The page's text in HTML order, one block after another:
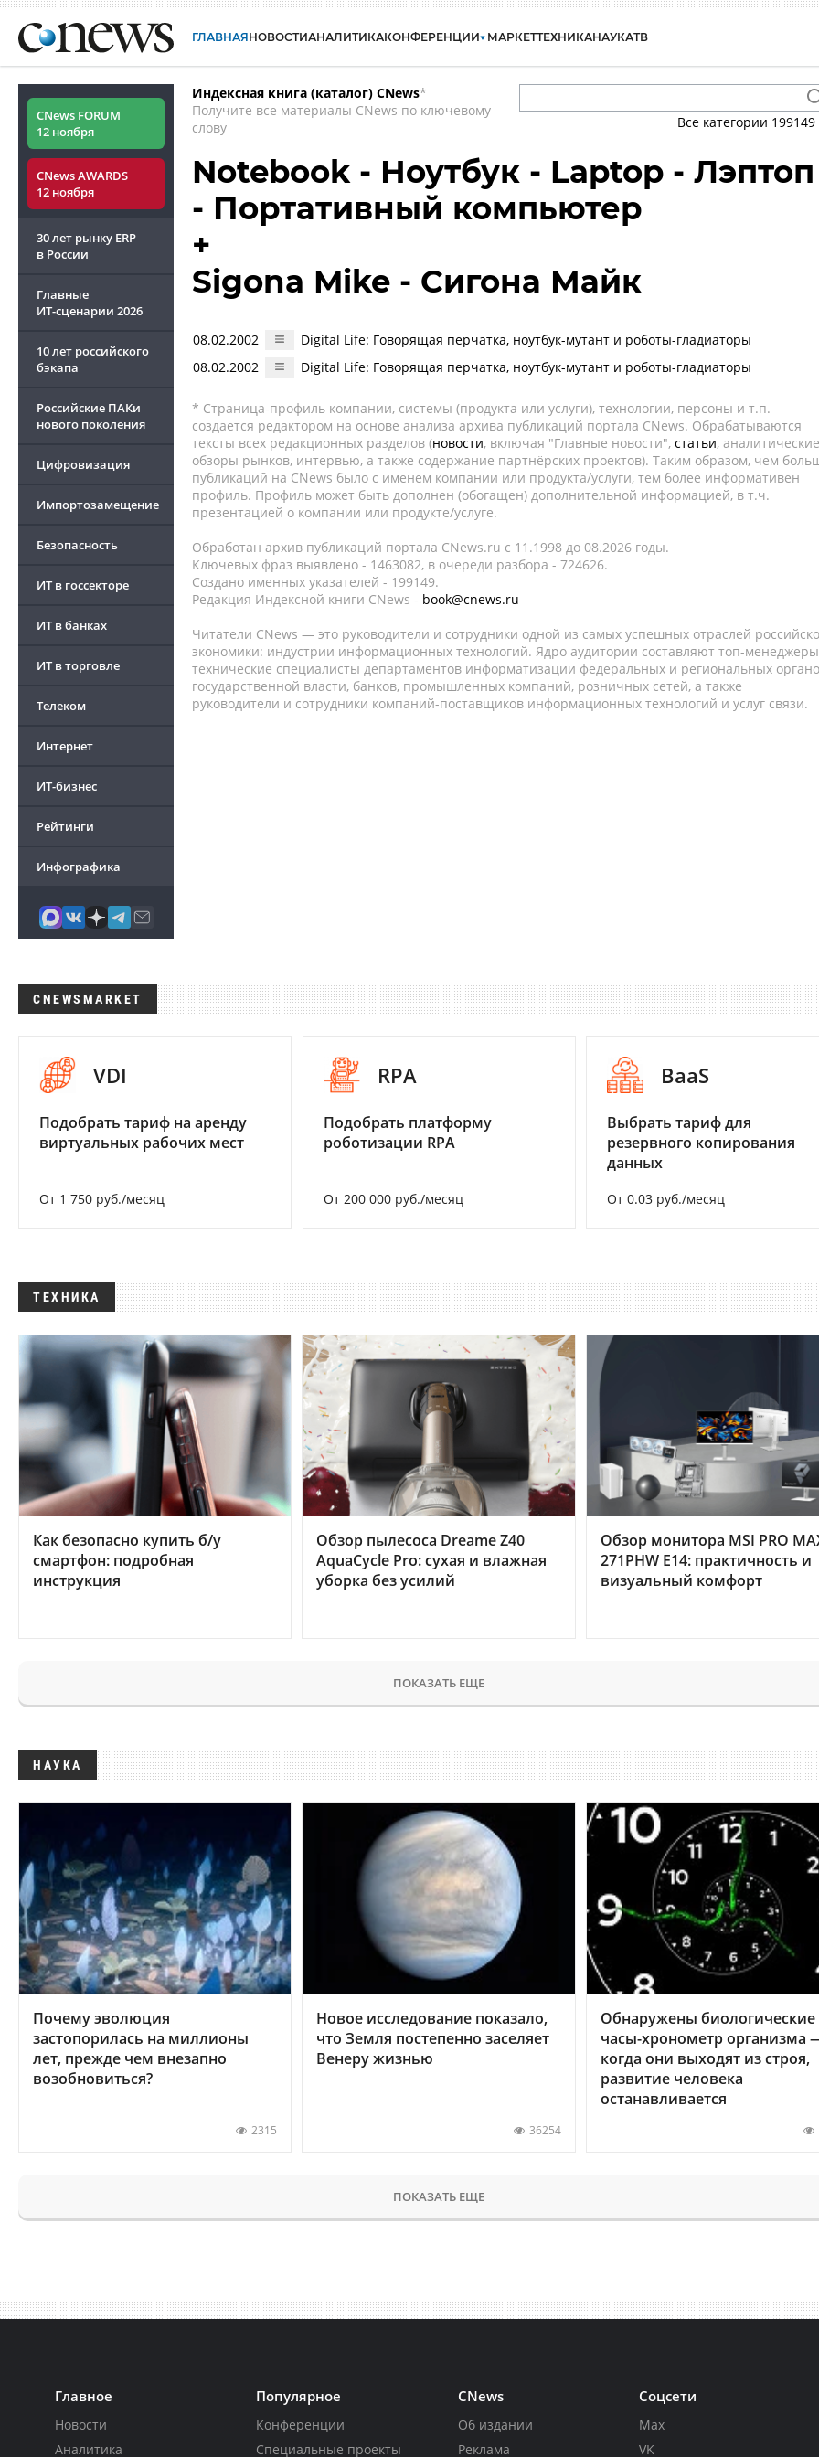
ГЛАВНАЯНОВОСТИАНАЛИТИКАКОНФЕРЕНЦИИ МАРКЕТТЕХНИКАНАУКАТВ
CNews FORUM
12 ноября
CNews AWARDS
12 ноября
30 лет рынку ERP
в России
Главные
ИТ-сценарии 2026
10 лет российского
бэкапа
Российские ПАКи
нового поколения
Цифровизация
Импортозамещение
Безопасность
ИТ в госсекторе
ИТ в банках
ИТ в торговле
Телеком
Интернет
ИТ-бизнес
Рейтинги
Инфографика
Индексная книга (каталог) CNews*
Получите все материалы CNews по ключевому
слову
Все категории 199149
Notebook - Ноутбук - Laptop - Лэптоп
- Портативный компьютер
+
Sigona Mike - Сигона Майк
08.02.2002
Digital Life: Говорящая перчатка, ноутбук-мутант и роботы-гладиаторы
08.02.2002
Digital Life: Говорящая перчатка, ноутбук-мутант и роботы-гладиаторы
* Страница-профиль компании, системы (продукта или услуги), технологии, персоны и т.п.
создается редактором на основе анализа архива публикаций портала CNews. Обрабатываются
тексты всех редакционных разделов (новости, включая "Главные новости", статьи, аналитические
обзоры рынков, интервью, а также содержание партнёрских проектов). Таким образом, чем
публикаций на CNews было с именем компании или продукта/услуги, тем более информативен
профиль. Профиль может быть дополнен (обогащен) дополнительной информацией, в т.ч.
презентацией о компании или продукте/услуге.
Обработан архив публикаций портала CNews.ru c 11.1998 до 08.2026 годы.
Ключевых фраз выявлено - 1463082, в очереди разбора - 724626.
Создано именных указателей - 199149.
Редакция Индексной книги CNews - book@cnews.ru
Читатели CNews — это руководители и сотрудники одной из самых успешных отраслей
экономики: индустрии информационных технологий. Ядро аудитории составляют топ-
технические специалисты департаментов информатизации федеральных и региональных
государственной власти, банков, промышленных компаний, розничных сетей, а также
руководители и сотрудники компаний-поставщиков информационных технологий и услуг связи.
CNEWSMARKET
VDI
Подобрать тариф на аренду
виртуальных рабочих мест
От 1 750 руб./месяц
RPA
Подобрать платформу
роботизации RPA
От 200 000 руб./месяц
BaaS
Выбрать тариф для
резервного копирования
данных
От 0.03 руб./месяц
ТЕХНИКА
Как безопасно купить б/у
смартфон: подробная
инструкция
Обзор пылесоса Dreame Z40
AquaCycle Pro: сухая и влажная
уборка без усилий
Обзор монитора MSI PRO
271PHW E14: практичность и
визуальный комфорт
ПОКАЗАТЬ ЕЩЕ
НАУКА
Почему эволюция
застопорилась на миллионы
лет, прежде чем внезапно
возобновиться?
2315
Новое исследование показало,
что Земля постепенно заселяет
Венеру жизнью
36254
Обнаружены биологические
часы-хронометр организма
когда они выходят из строя,
развитие человека
останавливается
ПОКАЗАТЬ ЕЩЕ
Главное
Новости
Аналитика
Популярное
Конференции
Специальные проекты
CNews
Об издании
Реклама
Соцсети
Max
VK